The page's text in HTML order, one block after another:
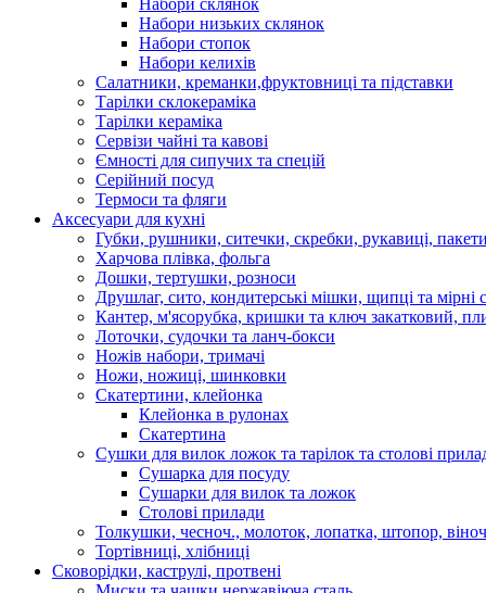
Набори склянок
Набори низьких склянок
Набори стопок
Набори келихів
Салатники, креманки,фруктовниці та підставки
Тарілки склокераміка
Тарілки кераміка
Сервізи чайні та кавові
Ємності для сипучих та спецій
Серійний посуд
Термоси та фляги
Аксесуари для кухні
Губки, рушники, ситечки, скребки, рукавиці,
Харчова плівка, фольга
Дошки, тертушки, розноси
Друшлаг, сито, кондитерські мішки, щипці та мірні
Кантер, м'ясорубка, кришки та ключ закатковий,
Лоточки, судочки та ланч-бокси
Ножів набори, тримачі
Ножи, ножиці, шинковки
Скатертини, клейонка
Клейонка в рулонах
Скатертина
Сушки для вилок ложок та тарілок та столові
Сушарка для посуду
Сушарки для вилок та ложок
Столові прилади
Толкушки, чесноч., молоток, лопатка, штопор,
Тортівниці, хлібниці
Сковорідки, каструлі, протвені